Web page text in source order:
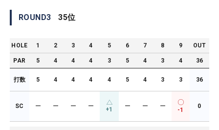
ROUND3 35位
HOLE 1 2 3 4 5 6 7 8 9 OUT
PAR 5 4 4 4 3 5 4 3 4 36
打数 5 4 4 4 4 5 4 3 3 36
SC ー ー ー ー +1 ー ー ー
-1
0